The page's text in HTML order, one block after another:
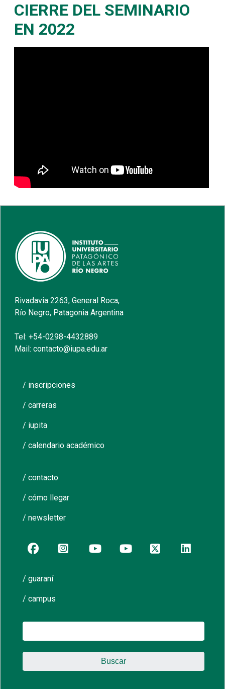
CIERRE DEL SEMINARIO
EN 2022
Rivadavia 2263, General Roca,
Río Negro, Patagonia Argentina
Tel: +54-0298-4432889
Mail: contacto@iupa.edu.ar
/ inscripciones
/ carreras
/ iupita
/ calendario académico
/ contacto
/ cómo llegar
/ newsletter
/ guaraní
/ campus
Buscar: